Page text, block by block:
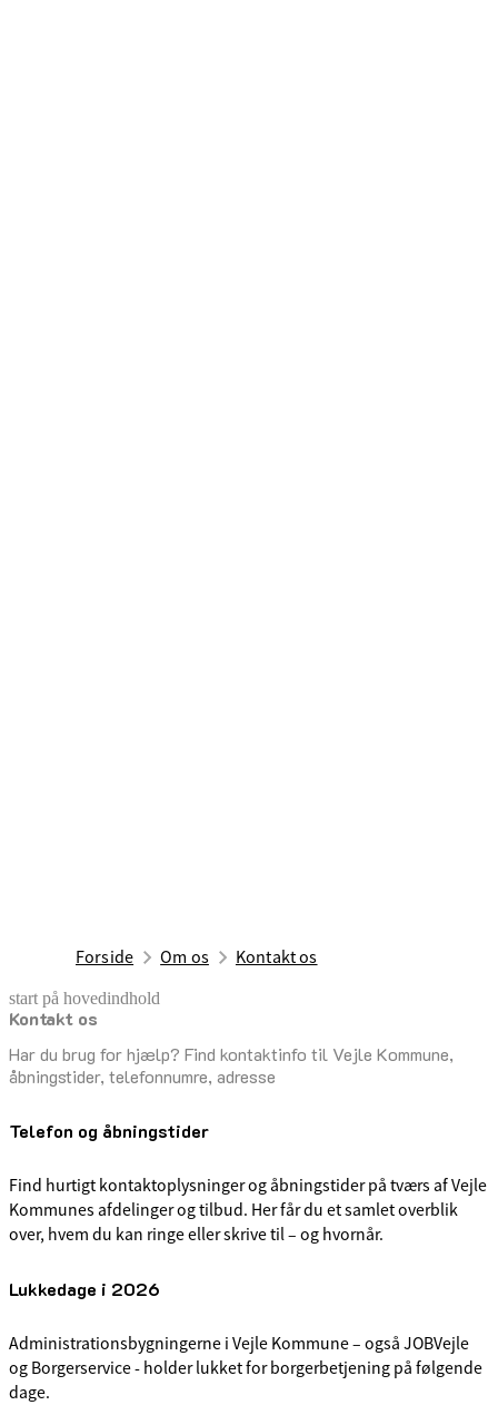
Forside Om os Kontakt os
start på hovedindhold
Kontakt os
Har du brug for hjælp? Find kontaktinfo til Vejle Kommune,
åbningstider, telefonnumre, adresse
senest opdateret 9. april 2026
Telefon og åbningstider
Find hurtigt kontaktoplysninger og åbningstider på tværs af Vejle
Kommunes afdelinger og tilbud. Her får du et samlet overblik
over, hvem du kan ringe eller skrive til – og hvornår.
Lukkedage i 2026
Administrationsbygningerne i Vejle Kommune – også JOBVejle
og Borgerservice - holder lukket for borgerbetjening på følgende
dage.